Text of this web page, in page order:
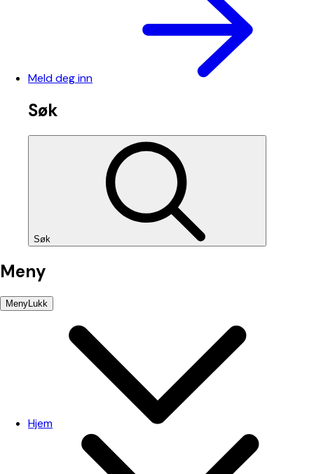
Meld deg inn
Søk
Søk
Meny
MenyLukk
Hjem